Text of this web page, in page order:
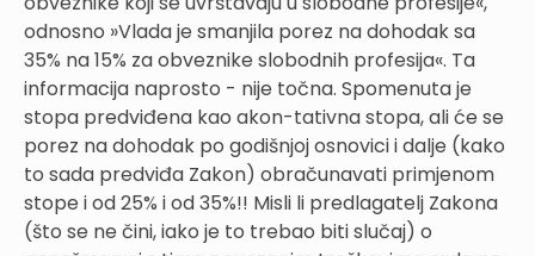
odnosno »Vlada je smanjila porez na dohodak sa
35% na 15% za obveznike slobodnih profesija«. Ta
informacija naprosto - nije točna. Spomenuta je
stopa predviđena kao akon-tativna stopa, ali će se
porez na dohodak po godišnjoj osnovici i dalje (kako
to sada predviđa Zakon) obračunavati primjenom
stope i od 25% i od 35%!! Misli li predlagatelj Zakona
(što se ne čini, iako je to trebao biti slučaj) o